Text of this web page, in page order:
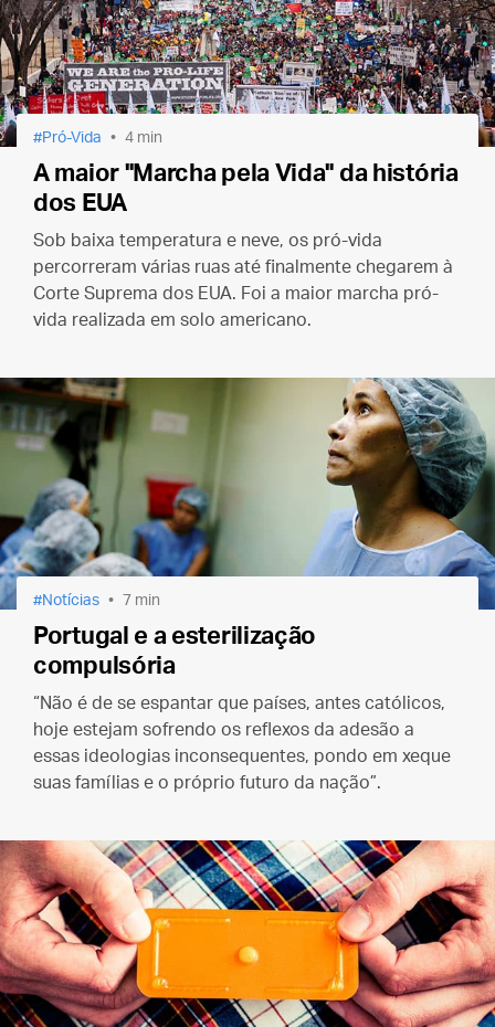
Pró-Vida 4 min
A maior "Marcha pela Vida" da história
dos EUA
Sob baixa temperatura e neve, os pró-vida
percorreram várias ruas até finalmente chegarem à
Corte Suprema dos EUA. Foi a maior marcha pró-
vida realizada em solo americano.
Notícias 7 min
Portugal e a esterilização
compulsória
“Não é de se espantar que países, antes católicos,
hoje estejam sofrendo os reflexos da adesão a
essas ideologias inconsequentes, pondo em xeque
suas famílias e o próprio futuro da nação”.